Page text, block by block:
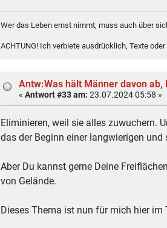
Wer das Leben ernst nimmt, muss auch über
ACHTUNG! Ich verbiete ausdrücklich, Texte
Antw:Was hält Männer davon ab,
«Antwort #33 am: 23.07.2024 05:58 »
Eliminieren, weil sie alles zuwuchern.
das der Beginn einer langwierigen
Aber Du kannst gerne Deine
von Gelände.
Dieses Thema ist nun für mich hier